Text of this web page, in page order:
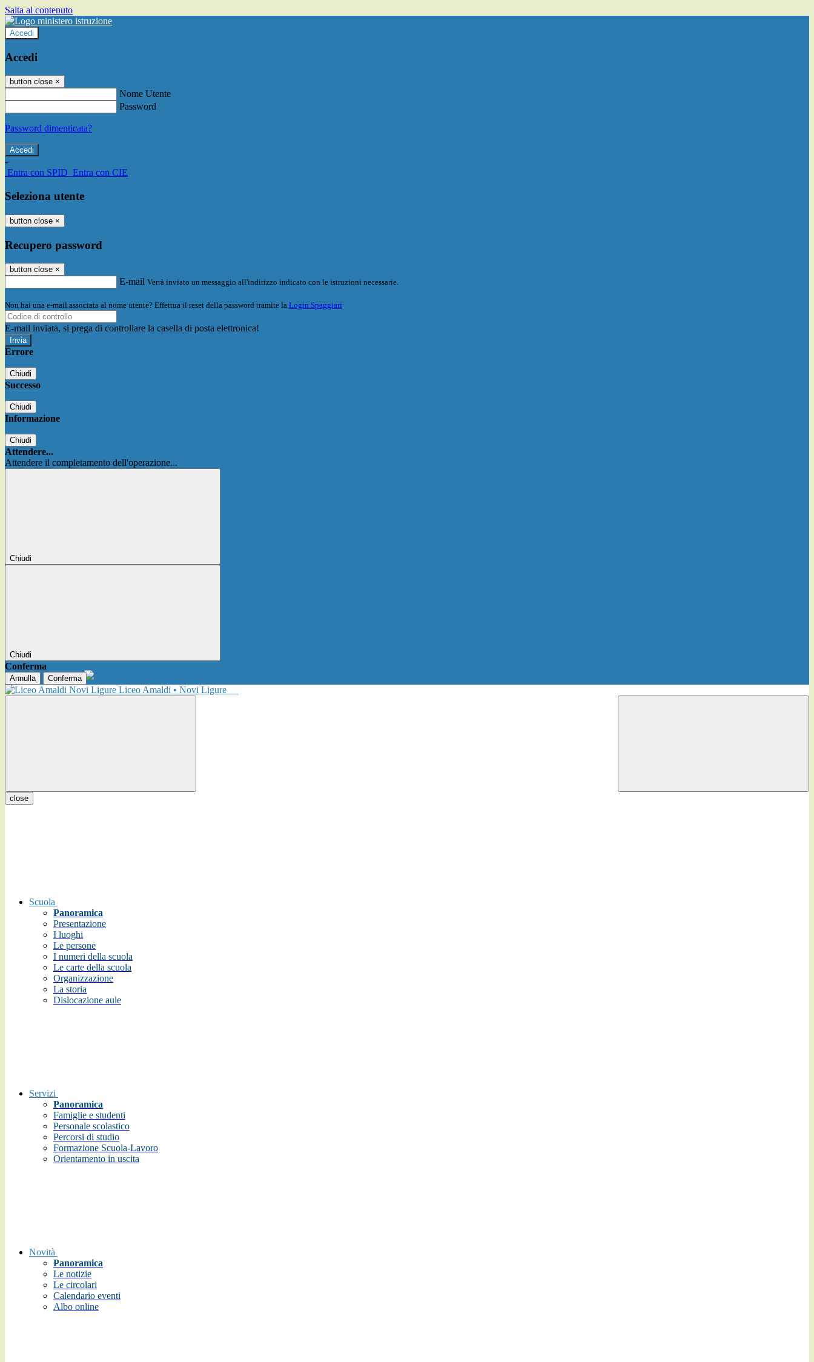
Salta al contenuto
Accedi
Accedi
button close ×
Nome Utente
Password
Password dimenticata?
-
Entra con SPID Entra con CIE
Seleziona utente
button close ×
Recupero password
button close ×
E-mail Verrà inviato un messaggio all'indirizzo indicato con le istruzioni necessarie.
Non hai una e-mail associata al nome utente? Effettua il reset della password tramite la Login Spaggiari
E-mail inviata, si prega di controllare la casella di posta elettronica!
Errore
Chiudi
Successo
Chiudi
Informazione
Chiudi
Attendere...
Attendere il completamento dell'operazione...
Chiudi
Chiudi
Conferma
Annulla Conferma
Liceo Amaldi • Novi Ligure
close
Scuola
Panoramica
Presentazione
I luoghi
Le persone
I numeri della scuola
Le carte della scuola
Organizzazione
La storia
Dislocazione aule
Servizi
Panoramica
Famiglie e studenti
Personale scolastico
Percorsi di studio
Formazione Scuola-Lavoro
Orientamento in uscita
Novità
Panoramica
Le notizie
Le circolari
Calendario eventi
Albo online